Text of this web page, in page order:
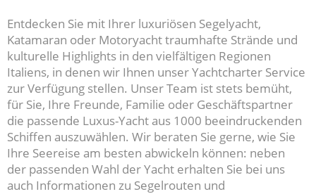
Entdecken Sie mit Ihrer luxuriösen Segelyacht,
Katamaran oder Motoryacht traumhafte Strände und
kulturelle Highlights in den vielfältigen Regionen
Italiens, in denen wir Ihnen unser Yachtcharter Service
zur Verfügung stellen. Unser Team ist stets bemüht,
für Sie, Ihre Freunde, Familie oder Geschäftspartner
die passende Luxus-Yacht aus 1000 beeindruckenden
Schiffen auszuwählen. Wir beraten Sie gerne, wie Sie
Ihre Seereise am besten abwickeln können: neben
der passenden Wahl der Yacht erhalten Sie bei uns
auch Informationen zu Segelrouten und